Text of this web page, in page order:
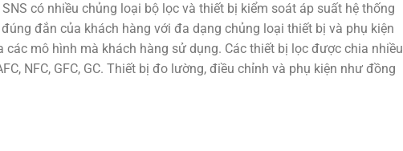
có nhiều chủng loại bộ lọc và thiết bị kiểm soát áp suất hệ thống
đắn của khách hàng với đa dạng chủng loại thiết bị và phụ kiện
mô hình mà khách hàng sử dụng. Các thiết bị lọc được chia nhiều
NFC, GFC, GC. Thiết bị đo lường, điều chỉnh và phụ kiện như đồng